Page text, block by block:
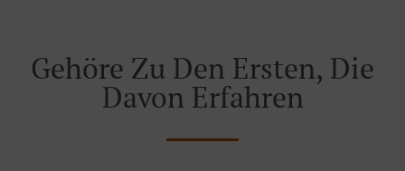
Gehöre Zu Den Ersten, Die
Davon Erfahren